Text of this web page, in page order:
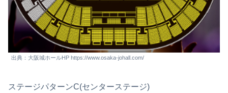
出典：大阪城ホールHP https://www.osaka-johall.com/
ステージパターンC(センターステージ)